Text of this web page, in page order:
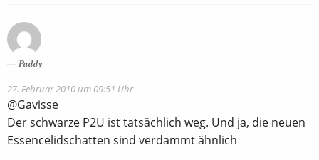
Paddy
27. Februar 2010 um 09:51 Uhr
@Gavisse
Der schwarze P2U ist tatsächlich weg. Und ja, die neuen
Essencelidschatten sind verdammt ähnlich